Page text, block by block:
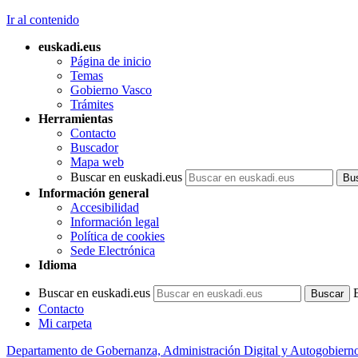
Ir al contenido
euskadi.eus
Página de inicio
Temas
Gobierno Vasco
Trámites
Herramientas
Contacto
Buscador
Mapa web
Buscar en euskadi.eus
Información general
Accesibilidad
Información legal
Política de cookies
Sede Electrónica
Idioma
Buscar en euskadi.eus
Contacto
Mi carpeta
Departamento de Gobernanza, Administración Digital y